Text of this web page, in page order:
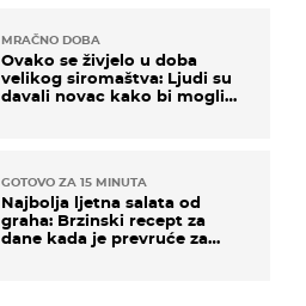
MRAČNO DOBA
Ovako se živjelo u doba
velikog siromaštva: Ljudi su
davali novac kako bi mogli
GOTOVO ZA 15 MINUTA
Najbolja ljetna salata od
graha: Brzinski recept za
dane kada je prevruće za